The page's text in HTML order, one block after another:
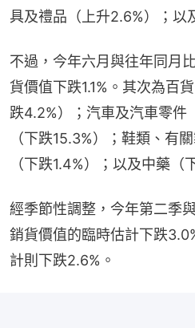
具及禮品（上升2.6%）；以
不過，今年六月與往年同月
貨價值下跌1.1%。其次為百
跌4.2%）；汽車及汽車零件
（下跌15.3%）；鞋類、有
（下跌1.4%）；以及中藥（
經季節性調整，今年第二季
銷貨價值的臨時估計下跌
計則下跌2.6%。